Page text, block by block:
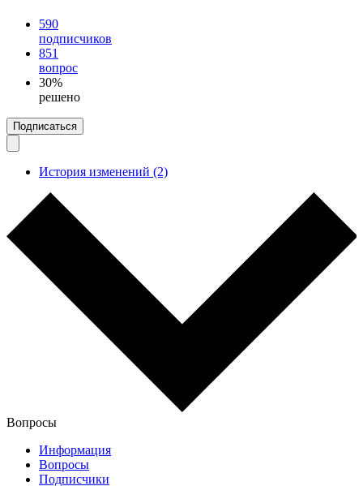
590
подписчиков
851
вопрос
30%
решено
Подписаться
История изменений (2)
Вопросы
Информация
Вопросы
Подписчики